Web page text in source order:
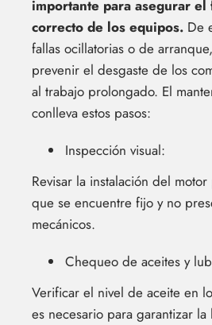
importante para asegurar
correcto de los equipos. De
fallas ocillatorias o de
prevenir el desgaste de los
al trabajo prolongado. El
conlleva estos pasos:
Inspección visual:
Revisar la instalación del
que se encuentre fijo y no
mecánicos.
Chequeo de aceites y
Verificar el nivel de aceite en
es necesario para garantizar